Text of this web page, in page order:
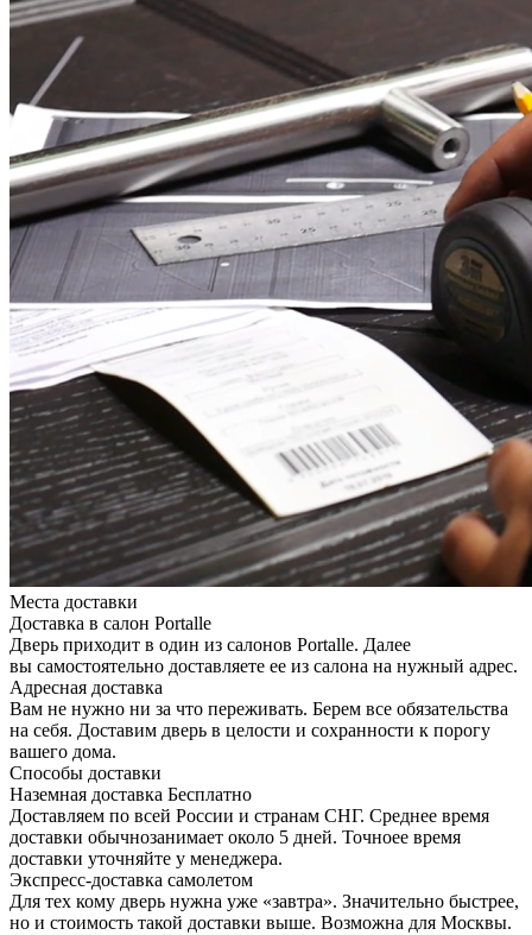
Места доставки
Доставка в салон Portalle
Дверь приходит в один из салонов Portalle. Далее
вы самостоятельно доставляете ее из салона на нужный адрес.
Адресная доставка
Вам не нужно ни за что переживать. Берем все обязательства
на себя. Доставим дверь в целости и сохранности к порогу
вашего дома.
Способы доставки
Наземная доставка Бесплатно
Доставляем по всей России и странам СНГ. Среднее время
доставки обычнозанимает около 5 дней. Точноее время
доставки уточняйте у менеджера.
Экспресс-доставка самолетом
Для тех кому дверь нужна уже «завтра». Значительно быстрее,
но и стоимость такой доставки выше. Возможна для Москвы.